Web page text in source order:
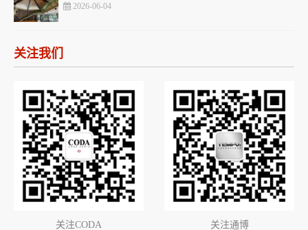
2026-06-04
关注我们
关注CODA 关注通博